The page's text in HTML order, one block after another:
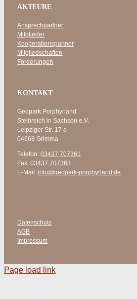
AKTEURE
Ansprechpartner
Mitglieder
Kooperationspartner
Mitgliedschaften
Förderungen
KONTAKT
Geopark Porphyrland.
Steinreich in Sachsen e.V.
Leipziger Str. 17 a
04668 Grimma
Telefon:03437 707361
Fax:03437 707363
E-Mail:info@geopark-porphyrland.de
Datenschutz
AGB
Impressum
Page load link